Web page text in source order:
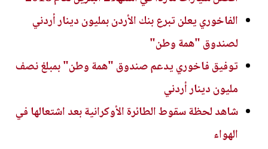
الفاخوري يعلن تبرع بنك الأردن بمليون دينار أردني
لصندوق "همة وطن"
توفيق فاخوري يدعم صندوق "همة وطن" بمبلغ نصف
مليون دينار أردني
شاهد لحظة سقوط الطائرة الأوكرانية بعد اشتعالها في
الهواء